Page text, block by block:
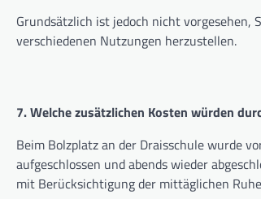
Grundsätzlich ist jedoch nicht
verschiedenen Nutzungen herzustellen.
7. Welche zusätzlichen Kosten würden
Beim Bolzplatz an der Draisschule wurde
aufgeschlossen und abends wieder
mit Berücksichtigung der mittäglichen